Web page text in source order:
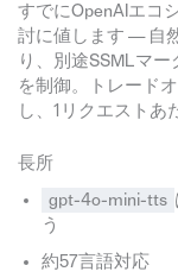
すでにOpenAIエコ
討に値します — 自
り、別途SSMLマ
を制御。トレード
し、1リクエストあ
長所
gpt-4o-mini-tts
う
約57言語対応